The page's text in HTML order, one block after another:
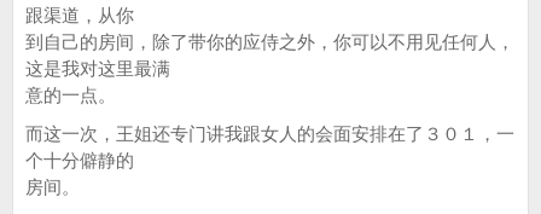
跟渠道，从你
到自己的房间，除了带你的应侍之外，你可以不用见任何人，
这是我对这里最满
意的一点。
而这一次，王姐还专门讲我跟女人的会面安排在了３０１，一
个十分僻静的
房间。